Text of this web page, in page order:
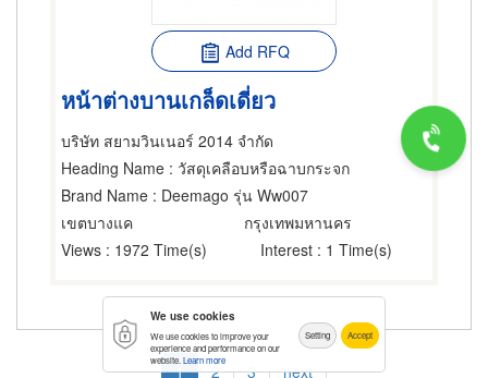
Add RFQ
หน้าต่างบานเกล็ดเดี่ยว
บริษัท สยามวินเนอร์ 2014 จำกัด
Heading Name : วัสดุเคลือบหรือฉาบกระจก
Brand Name : Deemago รุ่น Ww007
เขตบางแค
กรุงเทพมหานคร
Views : 1972 Time(s) Interest : 1 Time(s)
Pagination Current
1 Page
2 Page
3 Next
next
We use cookies
We use cookies to improve your
experience and performance on our
website. Learn more
Setting Accept